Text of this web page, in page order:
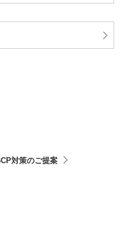
対策のご提案